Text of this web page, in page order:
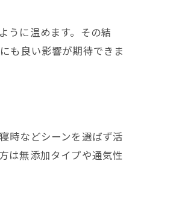
うに温めます。その結
も良い影響が期待できま
時などシーンを選ばず活
は無添加タイプや通気性